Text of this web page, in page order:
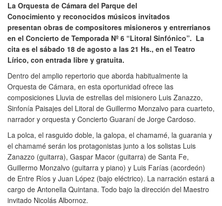
La Orquesta de Cámara del Parque del
Conocimiento y reconocidos músicos invitados
presentan obras de compositores misioneros y entrerrianos
en el Concierto de Temporada Nº 6 “Litoral Sinfónico”. La
cita es el sábado 18 de agosto a las 21 Hs., en el Teatro
Lírico, con entrada libre y gratuita.
Dentro del amplio repertorio que aborda habitualmente la
Orquesta de Cámara, en esta oportunidad ofrece las
composiciones Lluvia de estrellas del misionero Luis Zanazzo,
Sinfonía Paisajes del Litoral de Guillermo Monzalvo para cuarteto,
narrador y orquesta y Concierto Guaraní de Jorge Cardoso.
La polca, el rasguido doble, la galopa, el chamamé, la guarania y
el chamamé serán los protagonistas junto a los solistas Luis
Zanazzo (guitarra), Gaspar Macor (guitarra) de Santa Fe,
Guillermo Monzalvo (guitarra y piano) y Luis Farías (acordeón)
de Entre Ríos y Juan López (bajo eléctrico). La narración estará a
cargo de Antonella Quintana. Todo bajo la dirección del Maestro
invitado Nicolás Albornoz.